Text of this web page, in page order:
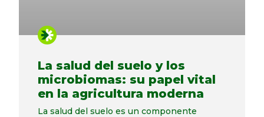
La salud del suelo y los
microbiomas: su papel vital
en la agricultura moderna
La salud del suelo es un componente